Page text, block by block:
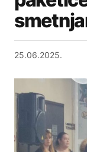
25.06.2025.